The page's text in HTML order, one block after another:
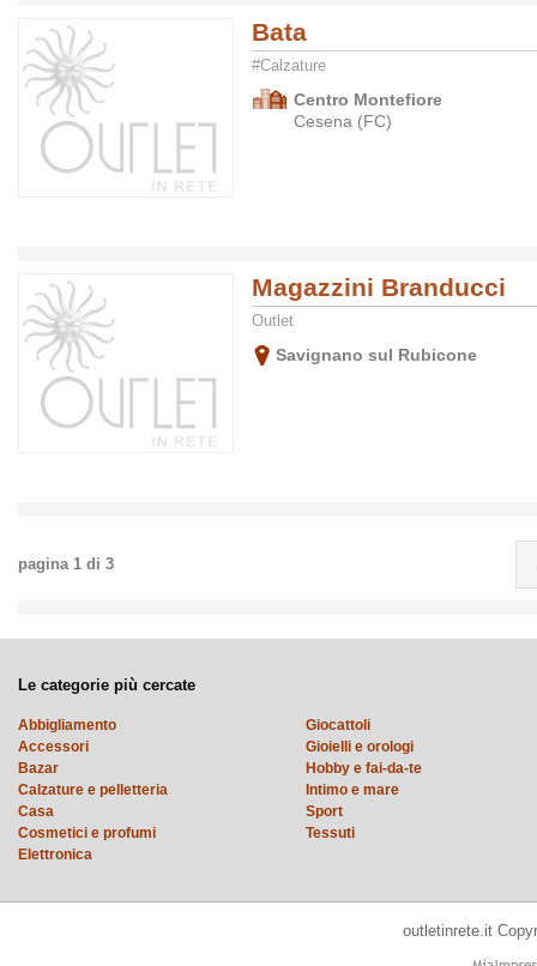
Bata
#Calzature
Centro Montefiore
Cesena (FC)
Magazzini Branducci
Outlet
Savignano sul Rubicone
pagina 1 di 3
Le categorie più cercate
Abbigliamento
Accessori
Bazar
Calzature e pelletteria
Casa
Cosmetici e profumi
Elettronica
Giocattoli
Gioielli e orologi
Hobby e fai-da-te
Intimo e mare
Sport
Tessuti
outletinrete.it